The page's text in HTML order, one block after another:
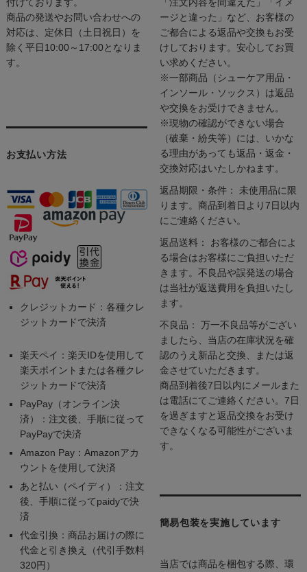
商品の発送やお問い合わせへの
対応は、定休日（土日祝日）を
除く平日10:00～17:00となりま
す。
お支払い方法
クレジットカード：各種クレ
ジットカードで決済
楽天ペイ：楽天IDを使用して
楽天ポイントまたは各種クレ
ジットカードで決済
PayPay（オンライン決
済）：注文後、手順に従って
PayPayで決済
Amazon Pay：Amazonアカ
ウントを使用して決済
あと払い（ペイディ）：注文
後、手順に従ってpaidyで決
済
代金引換：商品お届けの際に
代金と引き換え（代引手数料
320円）
ージと違った」など、お客様の
ご都合による返品や交換もお受
けしております。安心してお買
い求めください。
※一部商品（シューケア用品・
インソール・ソックス）は返品
や交換をお受けできません。
※現物の確認ができない場合
（破棄・紛失等）には、いかな
る理由があっても返品・返金・
交換対応はいたしかねます。
返品期限・条件： 未使用品に限
ります。商品到着日より7日以内
にご連絡ください。
返品送料： お客様のご都合によ
る場合はお客様にご負担いただ
きます。不良品や誤発送の場合
は当社が返送費用を負担いたし
ます。
不良品： 万一不良品等がござい
ましたら、当店の在庫状況を確
認のうえ新品と交換、または返
金させていただきます。
商品到着後7日以内にメールまた
は電話にてご連絡ください。7日
を過ぎますと返品交換をお受け
できなくなる可能性がございま
す。
簡易包装を実施しています
当店では商品を梱包する際、環